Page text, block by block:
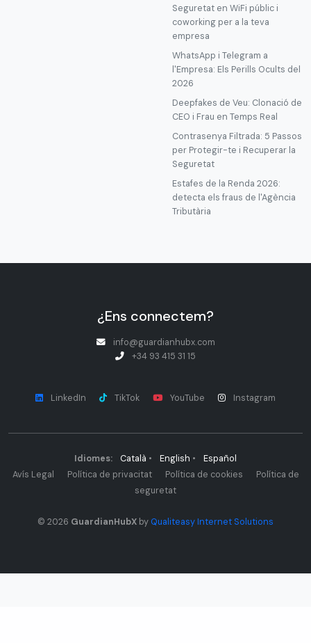
Seguretat en WiFi públic i
coworking per a la teva
empresa
WhatsApp i Telegram a
l'Empresa: Els Perills Ocults del
2026
Deepfakes de Veu: Clonació de
CEO i Frau en Temps Real
Contrasenya Filtrada: 5 Passos
per Protegir-te i Recuperar la
Seguretat
Estafes de la Renda 2026:
detecta els fraus de l'Agència
Tributària
¿Ens connectem?
info@guardianhubx.com
+34 93 415 31 15
LinkedIn TikTok YouTube Instagram
Idiomes: Català • English •
Español
Avís Legal
Política de privacitat Política de cookies
Política de
seguretat
© 2026 GuardianHubX by Qualiteasy Internet Solutions